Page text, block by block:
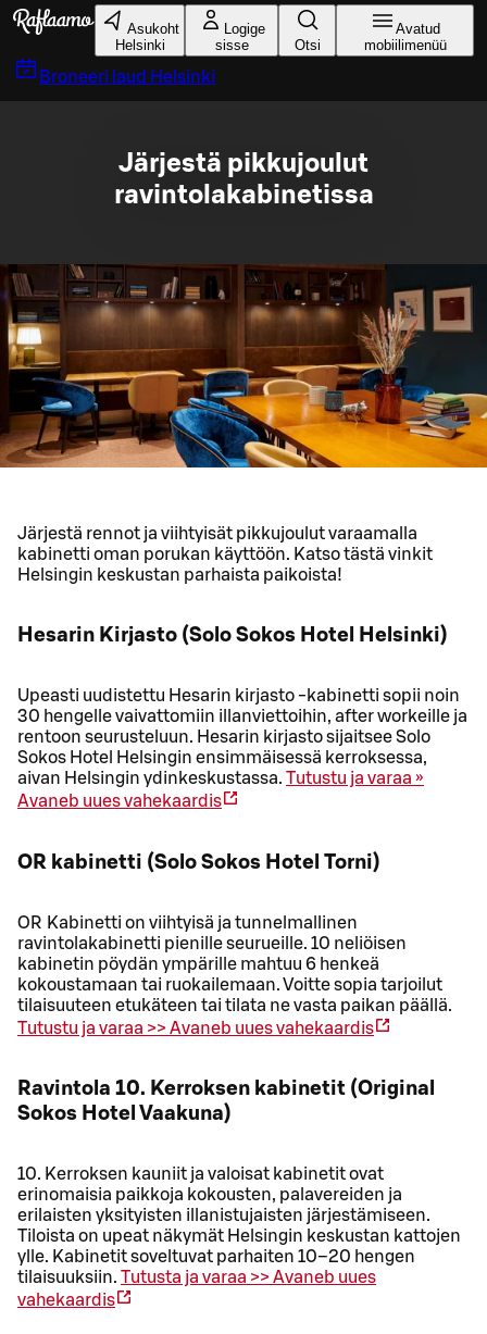
Liigu peamise sisu juurde
Asukoht
Helsinki
Logige
sisse
Otsi
Avatud
mobiilimenüü
Broneeri laud Helsinki
Järjestä pikkujoulut
ravintolakabinetissa
Järjestä rennot ja viihtyisät pikkujoulut varaamalla
kabinetti oman porukan käyttöön. Katso tästä vinkit
Helsingin keskustan parhaista paikoista!
Hesarin Kirjasto (Solo Sokos Hotel Helsinki)
Upeasti uudistettu Hesarin kirjasto -kabinetti sopii noin
30 hengelle vaivattomiin illanviettoihin, after workeille ja
rentoon seurusteluun. Hesarin kirjasto sijaitsee Solo
Sokos Hotel Helsingin ensimmäisessä kerroksessa,
aivan Helsingin ydinkeskustassa. Tutustu ja varaa »
Avaneb uues vahekaardis
OR kabinetti (Solo Sokos Hotel Torni)
OR Kabinetti on viihtyisä ja tunnelmallinen
ravintolakabinetti pienille seurueille. 10 neliöisen
kabinetin pöydän ympärille mahtuu 6 henkeä
kokoustamaan tai ruokailemaan. Voitte sopia tarjoilut
tilaisuuteen etukäteen tai tilata ne vasta paikan päällä.
Tutustu ja varaa >>Avaneb uues vahekaardis
Ravintola 10. Kerroksen kabinetit (Original
Sokos Hotel Vaakuna)
10. Kerroksen kauniit ja valoisat kabinetit ovat
erinomaisia paikkoja kokousten, palavereiden ja
erilaisten yksityisten illanistujaisten järjestämiseen.
Tiloista on upeat näkymät Helsingin keskustan kattojen
ylle. Kabinetit soveltuvat parhaiten 10–20 hengen
tilaisuuksiin. Tutusta ja varaa >>Avaneb uues
vahekaardis